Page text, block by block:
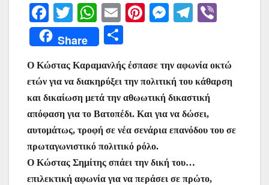
F
a
c
e
b
o
o
k
T
w
itt
er
W
h
at
s
A
p
p
E
m
ai
l
Pi
e
st
M
s
e
n
g
T
gr
a
m
Share
ρ
α
σ
τε
ίτ
ε
Ο Κώστας Καραμανλής έσπασε την αφωνία οκτώ
ετών για να διακηρύξει την πολιτική του κάθαρση
και δικαίωση μετά την αθωωτική δικαστική
απόφαση για το Βατοπέδι. Και για να δώσει,
αυτομάτως, τροφή σε νέα σενάρια επανόδου του σε
πρωταγωνιστικό πολιτικό ρόλο.
Ο Κώστας Σημίτης σπάει την δική του…
επιλεκτική αφωνία για να περάσει σε πρώτο,